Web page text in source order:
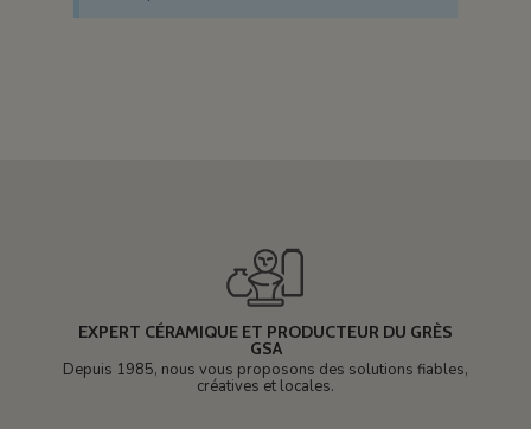
EXPERT CÉRAMIQUE ET PRODUCTEUR DU GRÈS
GSA
Depuis 1985, nous vous proposons des solutions fiables,
créatives et locales.